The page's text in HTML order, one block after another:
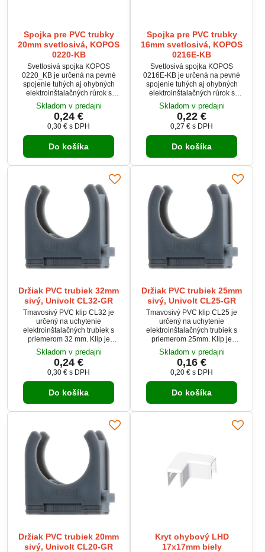
Spojka pre PVC trubky
20mm svetlosivá, KOPOS
0220-KB
Svetlosivá spojka KOPOS
0220_KB je určená na pevné
spojenie tuhých aj ohybných
elektroinštalačných rúrok s
vonkajším priemerom 20mm.
Spojka zabezpečuje spoľahlivé a
pevné uchytenie vedenia s
mechanickou ochranou triedy
IK09. Je ideálna pre použitie v
inštaláciách, kde je potrebná
Skladom v predajni
0,24 €
0,30 € s DPH
Do košíka
Spojka pre PVC trubky
16mm svetlosivá, KOPOS
0216E-KB
Svetlosivá spojka KOPOS
0216E-KB je určená na pevné
spojenie tuhých aj ohybných
elektroinštalačných rúrok s
vonkajším priemerom 16 mm.
Spojka zabezpečuje spoľahlivé a
pevné uchytenie vedenia s
mechanickou ochranou triedy
IK09. Je ideálna pre použitie v
inštaláciách, kde je potrebná
Skladom v predajni
0,22 €
0,27 € s DPH
Do košíka
Držiak PVC trubiek 32mm
sivý, Univolt CL32-GR
Tmavosivý PVC klip CL32 je
určený na uchytenie
elektroinštalačných trubiek s
priemerom 32 mm. Klip je
samozhášavý, nešíri plameň a
umožňuje bočné spájanie
viacerých klipov. Je vhodný na
montáž pomocou hmoždiniek
DSD alebo skrutiek s priemerom
4 mm. Vďaka tmavosivej farbe a
odolnosti voči teplotám je ideálny
pre vnútorné elektroinštalácie.
Skladom v predajni
0,24 €
0,30 € s DPH
Do košíka
Držiak PVC trubiek 25mm
sivý, Univolt CL25-GR
Tmavosivý PVC klip CL25 je
určený na uchytenie
elektroinštalačných trubiek s
priemerom 25mm. Klip je
samozhášavý, nešíri plameň a
umožňuje bočné spájanie
viacerých klipov. Je vhodný na
montáž pomocou hmoždiniek
DSD alebo skrutiek s priemerom
4 mm. Vďaka svetlosivej farbe a
odolnosti voči teplotám je ideálny
pre vnútorné elektroinštalácie.
Skladom v predajni
0,16 €
0,20 € s DPH
Do košíka
Držiak PVC trubiek 20mm
sivý, Univolt CL20-GR
Kryt ohybový LHD
17x17mm biely